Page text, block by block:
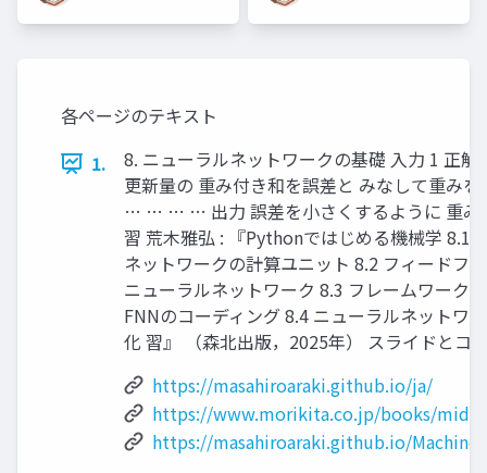
各ページのテキスト
1.
8. ニューラルネットワークの基礎 ⼊⼒ 1 正解
更新量の 重み付き和を誤差と みなして重みを
… … … … 出⼒ 誤差を⼩さくするように 重み
習 荒木雅弘 : 『Pythonではじめる機械学 8.1
ネットワークの計算ユニット 8.2 フィードフ
ニューラルネットワーク 8.3 フレームワーク
FNNのコーディング 8.4 ニューラルネットワ
化 習』 （森北出版，2025年） スライドとコ
https://masahiroaraki.github.io/ja/
https://www.morikita.co.jp/books/mid/
https://masahiroaraki.github.io/